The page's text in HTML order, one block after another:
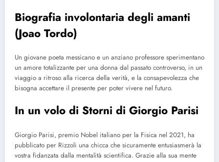
Biografia involontaria degli amanti
(Joao Tordo)
Un giovane poeta messicano e un anziano professore sperimentano
un amore totalizzante per una donna dal passato controverso, in un
viaggio a ritroso alla ricerca della verità, e la consapevolezza che
bisogna accettare il presente per poter vivere nel futuro.
In un volo di Storni di Giorgio Parisi
Giorgio Parisi, premio Nobel italiano per la Fisica nel 2021, ha
pubblicato per Rizzoli una chicca che sicuramente entusiasmerà la
vostra fidanzata dalla mentalità scientifica. Grazie alla sua mente